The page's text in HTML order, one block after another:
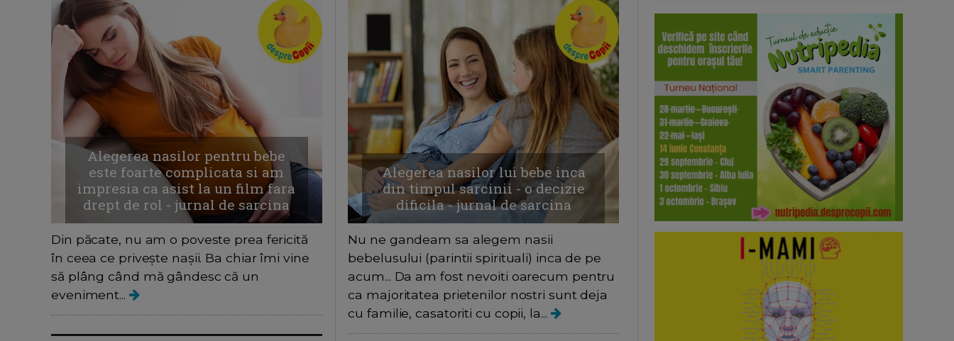
Alegerea nasilor pentru bebe
este foarte complicata si am
impresia ca asist la un film fara
drept de rol - jurnal de sarcina
Din păcate, nu am o poveste prea fericită
în ceea ce privește nașii. Ba chiar îmi vine
să plâng când mă gândesc că un
eveniment...
Alegerea nasilor lui bebe inca
din timpul sarcinii - o decizie
dificila - jurnal de sarcina
Nu ne gandeam sa alegem nasii
bebelusului (parintii spirituali) inca de pe
acum... Da am fost nevoiti oarecum pentru
ca majoritatea prietenilor nostri sunt deja
cu familie, casatoriti cu copii, la...